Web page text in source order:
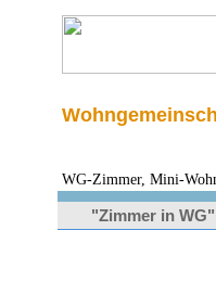
WG-Zimmer, Mini-
"Zimmer in WG"